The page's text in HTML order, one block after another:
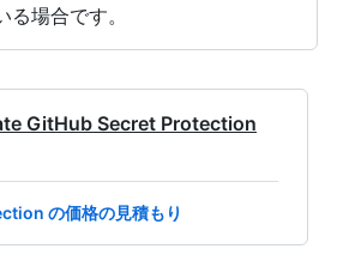
場合です。
GitHub Secret Protection
の価格の見積もり